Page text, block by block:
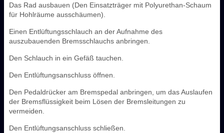
Das Rad ausbauen (Den Einsatzträger mit Polyurethan-Schaum
für Hohlräume ausschäumen).
Einen Entlüftungsschlauch an der Aufnahme des
auszubauenden Bremsschlauchs anbringen.
Den Schlauch in ein Gefäß tauchen.
Den Entlüftungsanschluss öffnen.
Den Pedaldrücker am Bremspedal anbringen, um das Auslaufen
der Bremsflüssigkeit beim Lösen der Bremsleitungen zu
vermeiden.
Den Entlüftungsanschluss schließen.